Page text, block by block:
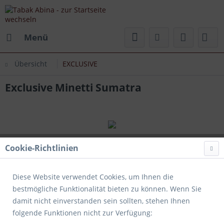
Menü
Übersicht EXCLUSIVE
Exclusive Minetti Sumatra
Cookie-Richtlinien
Diese Website verwendet Cookies, um Ihnen die
bestmögliche Funktionalität bieten zu können. Wenn Sie
damit nicht einverstanden sein sollten, stehen Ihnen
folgende Funktionen nicht zur Verfügung: